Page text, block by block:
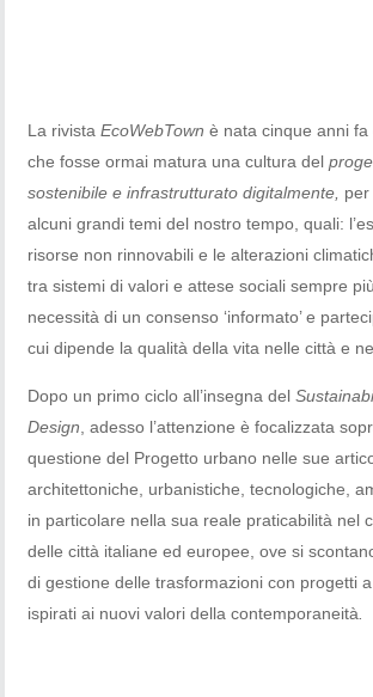
La rivistaEcoWebTown è nata cinque anni
che fosse ormai matura una cultura del
sostenibile e infrastrutturato digitalmente,
alcuni grandi temi del nostro tempo, quali:
risorse non rinnovabili e le alterazioni
tra sistemi di valori e attese sociali sempre
necessità di un consenso ‘informato’ e
cui dipende la qualità della vita nelle città e
Dopo un primo ciclo all’insegna del
Design , adesso l’attenzione è focalizzata
questione del Progetto urbano nelle sue
architettoniche, urbanistiche, tecnologiche,
in particolare nella sua reale praticabilità nel
delle città italiane ed europee, ove si
di gestione delle trasformazioni con progetti
ispirati ai nuovi valori della contemporaneità